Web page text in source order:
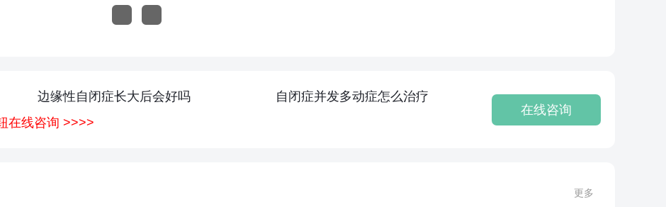
语言发育迟缓 自闭症
边缘性自闭症长大后会好吗
自闭症并发多动症怎么治疗
在线咨询 >>>>
在线咨询
更多